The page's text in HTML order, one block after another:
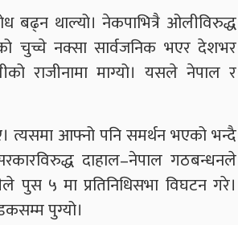
बढ्न थाल्यो। नेकपाभित्रै ओलीविरुद्ध
चुच्चे नक्सा सार्वजनिक भएर देशभर
राजीनामा माग्यो। यसले नेपाल र
त्यसमा आफ्नो पनि समर्थन भएको भन्दै
दाहाल–नेपाल गठबन्धनले
पुस ५ मा प्रतिनिधिसभा विघटन गरे।
पुग्यो।